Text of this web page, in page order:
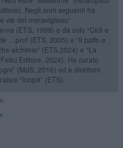
Negli anni seguenti ha
vie del meraviglioso”
(ETS, 1999) e da solo “Cicli e
…prof (ETS, 2005) e “Il baffo e
alchimie" (ETS,2024) e "La
Editore, 2024). Ha curato
(MdS, 2016) ed è direttore
“Incipit” (ETS)